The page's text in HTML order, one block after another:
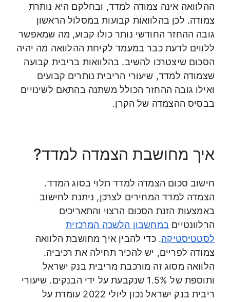
ההלוואה אינה צמודה למדד, ובחלקם היא נותרת
צמודה. לכן בהלוואות קבועות במסלול הראשון
גובה ההחזר החודשי נותר כולו קבוע, מה שמאפשר
ללווים לדעת כבר במעמד לקיחת ההלוואה מה יהיה
הסכום שיצטרכו להשיב. בהלוואות בריבית קבועה
שצמודה למדד, שיעורי הריבית נותרים קבועים
ואילו גובה ההחזר הכולל משתנה בהתאם לשינויים
בבסיס ההצמדה של הקרן.
איך מחושבת הצמדה למדד?
חישוב סכום הצמדה למדד תלוי בסוג המדד.
הצמדה למדד המחירים לצרכן, ניתנת לחישוב
באמצעות הזנת הסכום הרצוי והתאריכים
הרלוונטיים במחשבון הלשכה המרכזית
לסטטיסטיקה. כדי להבין איך מחושבת הלוואה
צמודה לפריים, יש להכיר תחילה את רכיביה.
הלוואה מסוג זה מורכבת מריבית בנק ישראל
ותוספת של 1.5% שנקבעת על ידי הבנקים. שיעורי
ריבית בנק ישראל נכון ליולי 2022 עומדת על